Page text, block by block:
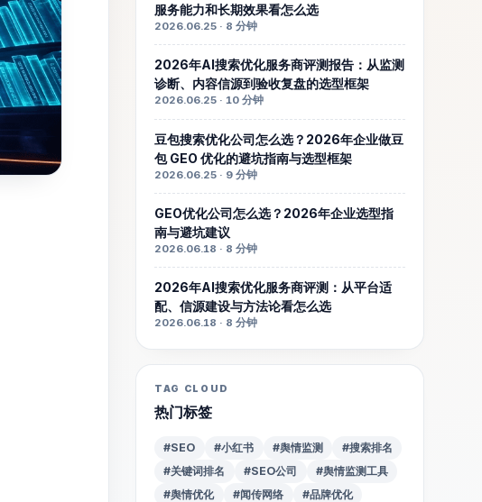
服务能力和长期效果看怎么选
2026.06.25 · 8 分钟
2026年AI搜索优化服务商评测报告：从监测
诊断、内容信源到验收复盘的选型框架
2026.06.25 · 10 分钟
豆包搜索优化公司怎么选？2026年企业做豆
包 GEO 优化的避坑指南与选型框架
2026.06.25 · 9 分钟
GEO优化公司怎么选？2026年企业选型指
南与避坑建议
2026.06.18 · 8 分钟
2026年AI搜索优化服务商评测：从平台适
配、信源建设与方法论看怎么选
2026.06.18 · 8 分钟
TAG CLOUD
热门标签
#SEO #小红书 #舆情监测
#搜索排名
#关键词排名
#SEO公司
#舆情监测工具
#舆情优化
#闻传网络
#品牌优化